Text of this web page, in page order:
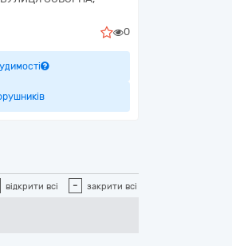
0
відкрити всі - закрити всі